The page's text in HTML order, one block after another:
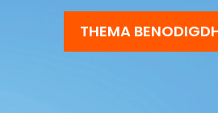
THEMA